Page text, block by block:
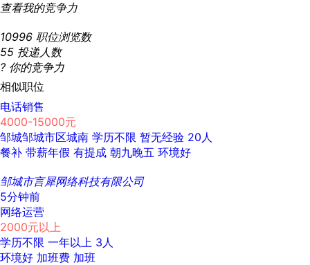
查看我的竞争力
10996 职位浏览数
55 投递人数
? 你的竞争力
相似职位
电话销售
4000-15000元
邹城邹城市区城南 学历不限 暂无经验 20人
餐补 带薪年假 有提成 朝九晚五 环境好
邹城市言犀网络科技有限公司
5分钟前
网络运营
2000元以上
学历不限 一年以上 3人
环境好 加班费 加班